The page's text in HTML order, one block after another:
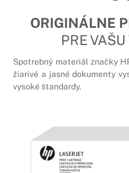
ORIGINÁLNE
PRE
Spotrebný materiál značky
žiarivé a jasné dokumenty
vysoké štandardy.